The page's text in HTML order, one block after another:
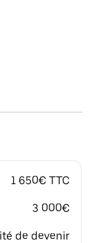
1 650€ TTC
3 000€
de devenir